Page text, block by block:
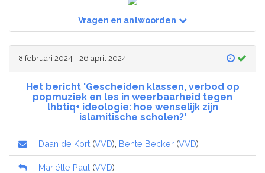
Vragen en antwoorden
8 februari 2024 - 26 april 2024
Het bericht 'Gescheiden klassen, verbod op
popmuziek en les in weerbaarheid tegen
lhbtiq+ ideologie: hoe wenselijk zijn
islamitische scholen?'
Daan de Kort (VVD), Bente Becker (VVD)
Mariëlle Paul (VVD)